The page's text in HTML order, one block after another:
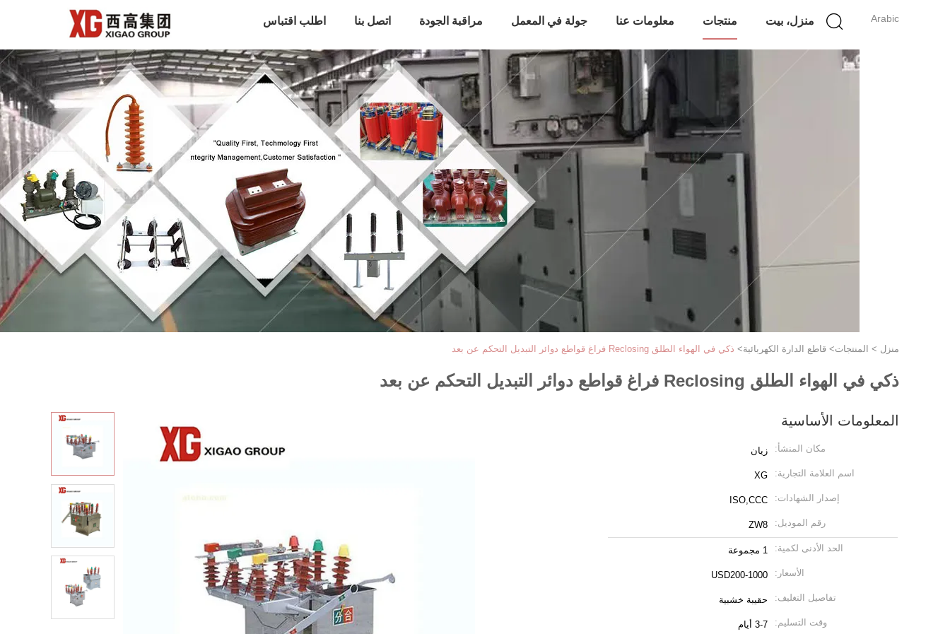
Arabic منزل، بيت منتجات معلومات عنا جولة في المعمل مراقبة الجودة اتصل بنا اطلب اقتباس
منزل > المنتجات> قاطع الدارة الكهربائية> ذكي في الهواء الطلق Reclosing فراغ قواطع دوائر التبديل التحكم عن بعد
ذكي في الهواء الطلق Reclosing فراغ قواطع دوائر التبديل التحكم عن بعد
المعلومات الأساسية
مكان المنشأ: زيان
اسم العلامة التجارية: XG
إصدار الشهادات: ISO,CCC
رقم الموديل: ZW8
الحد الأدنى لكمية: 1 مجموعة
الأسعار: USD200-1000
تفاصيل التغليف: حقيبة خشبية
وقت التسليم: 3-7 أيام